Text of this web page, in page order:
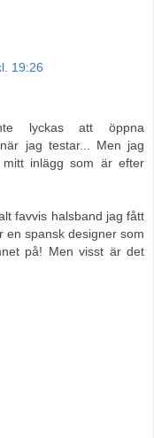
19:26
lyckas att öppna
jag testar... Men jag
inlägg som är efter
favvis halsband jag fått
en spansk designer som
på! Men visst är det